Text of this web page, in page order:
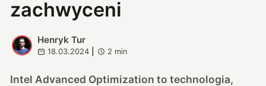
zachwyceni
H
Henryk Tur
18.03.2024 2 min
Intel Advanced Optimization to technologia,